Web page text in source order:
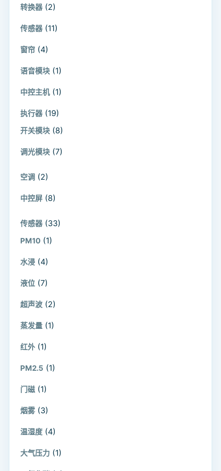
转换器 (2)
传感器 (11)
窗帘 (4)
语音模块 (1)
中控主机 (1)
执行器 (19)
开关模块 (8)
调光模块 (7)
空调 (2)
中控屏 (8)
传感器 (33)
PM10 (1)
水浸 (4)
液位 (7)
超声波 (2)
蒸发量 (1)
红外 (1)
PM2.5 (1)
门磁 (1)
烟雾 (3)
温湿度 (4)
大气压力 (1)